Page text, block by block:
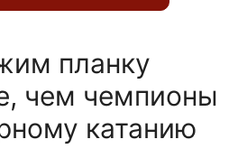
планку
чем чемпионы
катанию